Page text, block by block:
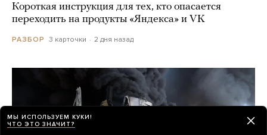
Короткая инструкция для тех, кто опасается
переходить на продукты «Яндекса» и VK
РАЗБОР 3 карточки 2 дня назад
МЫ ИСПОЛЬЗУЕМ КУКИ!
ЧТО ЭТО ЗНАЧИТ?